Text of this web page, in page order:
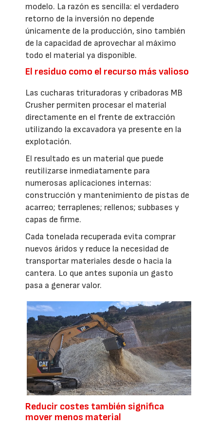
modelo. La razón es sencilla: el verdadero
retorno de la inversión no depende
únicamente de la producción, sino también
de la capacidad de aprovechar al máximo
todo el material ya disponible.
El residuo como el recurso más valioso
Las cucharas trituradoras y cribadoras MB
Crusher permiten procesar el material
directamente en el frente de extracción
utilizando la excavadora ya presente en la
explotación.
El resultado es un material que puede
reutilizarse inmediatamente para
numerosas aplicaciones internas:
construcción y mantenimiento de pistas de
acarreo; terraplenes; rellenos; subbases y
capas de firme.
Cada tonelada recuperada evita comprar
nuevos áridos y reduce la necesidad de
transportar materiales desde o hacia la
cantera. Lo que antes suponía un gasto
pasa a generar valor.
Reducir costes también significa
mover menos material